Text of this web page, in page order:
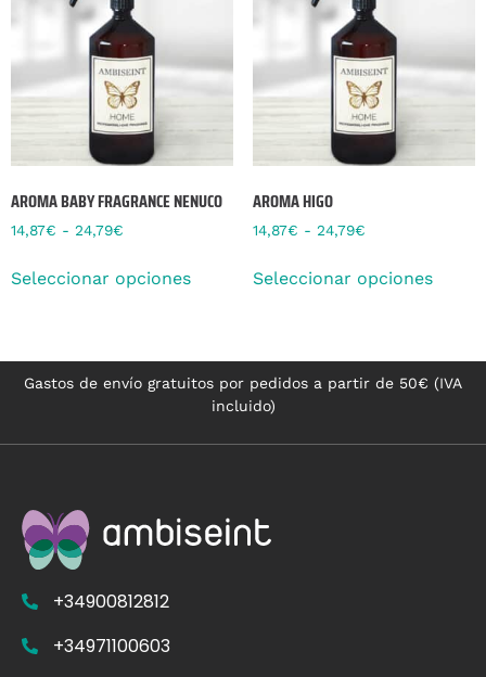
AROMA BABY FRAGRANCE NENUCO
14,87€ - 24,79€
Seleccionar opciones
AROMA HIGO
14,87€ - 24,79€
Seleccionar opciones
Gastos de envío gratuitos por pedidos a partir de 50€ (IVA
incluido)
+34900812812
+34971100603